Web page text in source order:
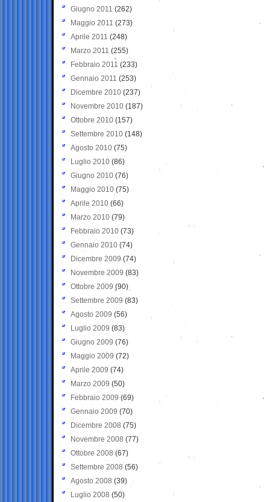
Giugno 2011 (262)
Maggio 2011 (273)
Aprile 2011 (248)
Marzo 2011 (255)
Febbraio 2011 (233)
Gennaio 2011 (253)
Dicembre 2010 (237)
Novembre 2010 (187)
Ottobre 2010 (157)
Settembre 2010 (148)
Agosto 2010 (75)
Luglio 2010 (86)
Giugno 2010 (76)
Maggio 2010 (75)
Aprile 2010 (66)
Marzo 2010 (79)
Febbraio 2010 (73)
Gennaio 2010 (74)
Dicembre 2009 (74)
Novembre 2009 (83)
Ottobre 2009 (90)
Settembre 2009 (83)
Agosto 2009 (56)
Luglio 2009 (83)
Giugno 2009 (76)
Maggio 2009 (72)
Aprile 2009 (74)
Marzo 2009 (50)
Febbraio 2009 (69)
Gennaio 2009 (70)
Dicembre 2008 (75)
Novembre 2008 (77)
Ottobre 2008 (67)
Settembre 2008 (56)
Agosto 2008 (39)
Luglio 2008 (50)